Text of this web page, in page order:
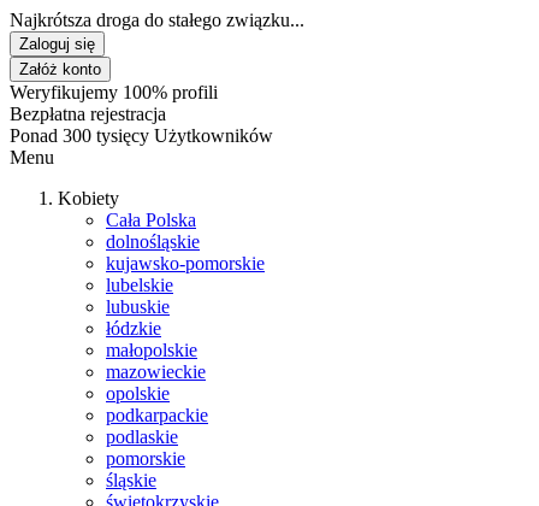
Najkrótsza droga do stałego związku...
Zaloguj się
Załóż konto
Weryfikujemy 100% profili
Bezpłatna rejestracja
Ponad 300 tysięcy Użytkowników
Menu
Kobiety
Cała Polska
dolnośląskie
kujawsko-pomorskie
lubelskie
lubuskie
łódzkie
małopolskie
mazowieckie
opolskie
podkarpackie
podlaskie
pomorskie
śląskie
świętokrzyskie